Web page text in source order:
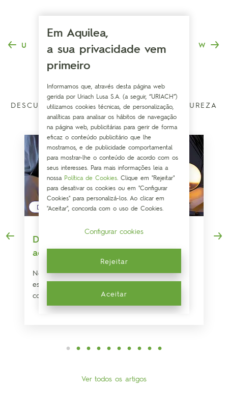
U W
DESCUBRA COMO MELHORAR COM A NATUREZA
DESCANSO
Despertar precoce: Truque para não
acordar durante a noite
Neste artigo vamos abordar as principais
estratégias para evitar o despertar precoce e
conseguir um descanso reparador.
Ver todos os artigos
Em Aquilea,
a sua privacidade vem
primeiro
Informamos que, através desta página web
gerida por Uriach Lusa S.A. (a seguir, “URIACH”)
utilizamos cookies técnicas, de personalização,
analíticas para analisar os hábitos de navegação
na página web, publicitárias para gerir de forma
eficaz o conteúdo publicitário que lhe
mostramos, e de publicidade comportamental
para mostrar-lhe o conteúdo de acordo com os
seus interesses. Para mais informações leia a
nossa Política de Cookies . Clique em "Rejeitar"
para desativar os cookies ou em "Configurar
Cookies" para personalizá-los. Ao clicar em
"Aceitar", concorda com o uso de Cookies.
Configurar cookies
Rejeitar
Aceitar